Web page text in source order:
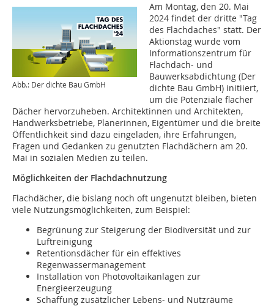
Abb.: Der dichte Bau GmbH
Am Montag, den 20. Mai
2024 findet der dritte "Tag
des Flachdaches" statt. Der
Aktionstag wurde vom
Informationszentrum für
Flachdach- und
Bauwerksabdichtung (Der
dichte Bau GmbH) initiiert,
um die Potenziale flacher
Dächer hervorzuheben. Architektinnen und Architekten,
Handwerksbetriebe, Planerinnen, Eigentümer und die breite
Öffentlichkeit sind dazu eingeladen, ihre Erfahrungen,
Fragen und Gedanken zu genutzten Flachdächern am 20.
Mai in sozialen Medien zu teilen.
Möglichkeiten der Flachdachnutzung
Flachdächer, die bislang noch oft ungenutzt bleiben, bieten
viele Nutzungsmöglichkeiten, zum Beispiel:
Begrünung zur Steigerung der Biodiversität und zur
Luftreinigung
Retentionsdächer für ein effektives
Regenwassermanagement
Installation von Photovoltaikanlagen zur
Energieerzeugung
Schaffung zusätzlicher Lebens- und Nutzräume